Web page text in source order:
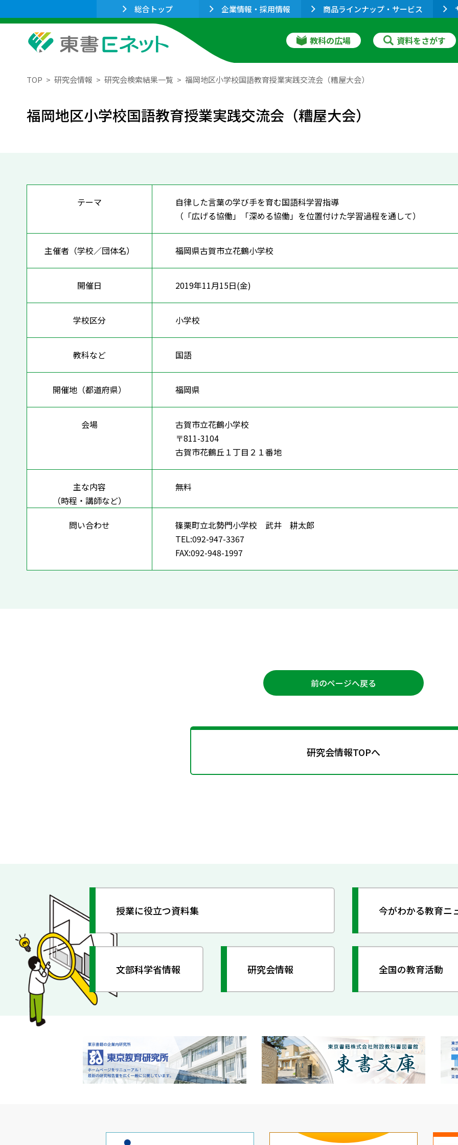
総合トップ 企業情報・採用情報 商品ラインナップ・サービス
教科の広場 資料をさがす
TOP 研究会情報 研究会検索結果一覧 福岡地区小学校国語教育授業実践交流会（糟屋大会）
福岡地区小学校国語教育授業実践交流会（糟屋大会）
テーマ
自律した言葉の学び手を育む国語科学習指導
（「広げる協働」「深める協働」を位置付けた学習過程を通して）
主催者（学校／団体名） 福岡県古賀市立花鶴小学校
開催日 2019年11月15日(金)
学校区分 小学校
教科など 国語
開催地（都道府県） 福岡県
会場
古賀市立花鶴小学校
〒811-3104
古賀市花鶴丘１丁目２１番地
主な内容
（時程・講師など）
無料
問い合わせ
篠栗町立北勢門小学校 武井 耕太郎
TEL:092-947-3367
FAX:092-948-1997
前のページへ戻る
研究会情報TOPへ
授業に役立つ資料集 今がわかる教育ニ
文部科学省情報 研究会情報 全国の教育活動